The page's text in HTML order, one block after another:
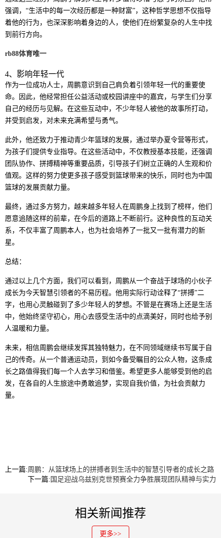
强调，“生活中的每一次经历都是一种财富”，这种哲学思想不仅指导
着他的行为，也深深影响着身边的人，使他们在纷繁复杂的人生中找
到前行方向。
rb88体育唯一
4、影响年轻一代
作为一位成功人士，周鹏意识到自己肩负着引领年轻一代的重要使
命。因此，他经常担任公益活动或校园讲座中的嘉宾，与学生们分享
自己的经历与见解。在这些互动中，不少年轻人被他的故事所打动，
并受到启发，对未来充满希望与勇气。
此外，他还致力于推动青少年篮球的发展，通过举办夏令营等形式，
为孩子们提供专业指导。在这些活动中，不仅教授基本技能，还强调
团队协作、拼搏精神等重要品质，引导孩子们树立正确的人生观和价
值观。这样的努力使更多孩子感受到篮球带来的快乐，同时也为中国
篮球的发展贡献力量。
最终，通过多方努力，越来越多年轻人在周鹏身上找到了榜样，他们
愿意追随这样的前辈，在今后的道路上不断前行。这种良性的互动关
系，不仅丰富了周鹏本人，也为社会培养了一批又一批有潜力的新
星。
总结：
通过以上几个方面，我们可以看到，周鹏从一个奋战于球场的小伙子
成长为今天智慧引领者的不易历程。他用实际行动诠释了“拼搏”二
字，也用心灵触碰到了多少年轻人的梦想。不管是在赛场上还是生活
中，他始终坚守初心，用心去感受生活中的点滴美好，同时也给予别
人温暖和力量。
未来，相信周鹏会继续发挥其独特魅力，在不同领域继续书写属于自
己的传奇。从一个普通运动员，到如今备受瞩目的公众人物，这条成
长之路值得我们每一个人去学习和借鉴。希望更多人能够受到他的启
发，在各自的人生旅途中勇敢追梦，实现自我价值，为社会贡献力
量。
上一篇:周鹏：从篮球场上的拼搏者到生活中的智慧引导者的成长之路
下一篇: 国足迎战乌兹别克世预赛全力争胜展现团队精神与实力
相关新闻推荐
更多>>